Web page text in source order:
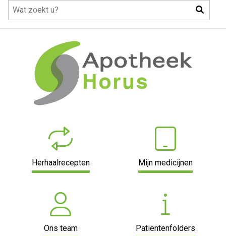
Herhaalrecepten Mijn medicijnen
Ons team Patiëntenfolders